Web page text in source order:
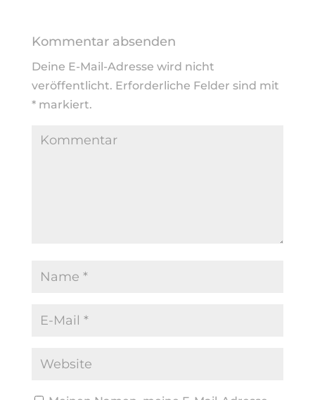
Kommentar absenden
Deine E-Mail-Adresse wird nicht
veröffentlicht. Erforderliche Felder sind mit
*markiert.